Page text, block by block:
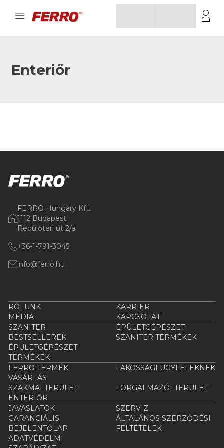
Enteriőr
FERRO Hungary Kft.
1112 Budapest
Repülőtéri út 2/a
+36-1-791-3045
info@ferro.hu
RÓLUNK
KARRIER
MÉDIA
KAPCSOLAT
SZANITER
ÉPÜLETGÉPÉSZET
BESTSELLEREK
SZANITER TERMÉKEK
ÉPÜLETGÉPÉSZET
TERMÉKEK
FERRO TERMÉK
VÁSÁRLÁS
LAKOSSÁGI ÜGYFELEKNEK
SZAKMAI TERÜLET
FORGALMAZÓI TERÜLET
ENTERIŐR
JAVASLATOK
SZERVIZ
GARANCIÁLIS
BEJELENTŐLAP
ÁLTALÁNOS SZERZŐDÉSI
FELTÉTELEK
ADATVÉDELMI